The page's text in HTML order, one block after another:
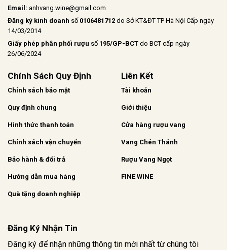
Email: anhvang.wine@gmail.com
Đăng ký kinh doanh số 0106481712 do Sở KT&ĐT TP Hà Nội Cấp ngày
14/03/2014
Giấy phép phân phối rượu số 195/GP-BCT do BCT cấp ngày
26/06/2024
Chính Sách Quy Định
Chính sách bảo mật
Quy định chung
Hình thức thanh toán
Chính sách vận chuyển
Bảo hành & đổi trả
Hướng dẫn mua hàng
Quà tặng doanh nghiệp
Liên Kết
Tài khoản
Giới thiệu
Cửa hàng rượu vang
Vang Chén Thánh
Rượu Vang Ngọt
FINE WINE
Đăng Ký Nhận Tin
Đăng ký để nhận những thông tin mới nhất từ chúng tôi